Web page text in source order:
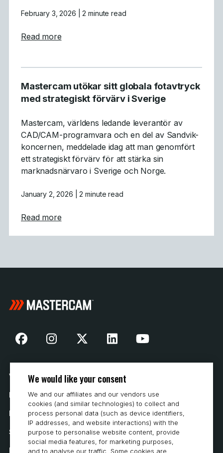
February 3, 2026 | 2 minute read
Read moreabout Mastercam® slutför förvärvet av
Mastercam utökar sitt globala fotavtryck
med strategiskt förvärv i Sverige
Mastercam, världens ledande leverantör av
CAD/CAM-programvara och en del av Sandvik-
koncernen, meddelade idag att man genomfört
ett strategiskt förvärv för att stärka sin
marknadsnärvaro i Sverige och Norge.
January 2, 2026 | 2 minute read
Read moreabout Mastercam utökar sitt globala
Vår historia
Hur man köper
Karriär
Systemkrav
Integritet
We would like your consent
We and our affiliates and our vendors use
cookies (and similar technologies) to collect and
process personal data (such as device identifiers,
IP addresses, and website interactions) with the
purpose to personalise website content, provide
social media features, for marketing purposes,
and to analyse our traffic. Some cookies are